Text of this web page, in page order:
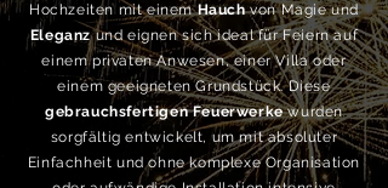
Hochzeiten mit einemHauchvon Magie und
Eleganzund eignen sich ideal für Feiern auf
einem privaten Anwesen, einer Villa oder
einem geeigneten Grundstück. Diese
gebrauchsfertigen Feuerwerkewurden
sorgfältig entwickelt, um mit absoluter
Einfachheit und ohne komplexe Organisation